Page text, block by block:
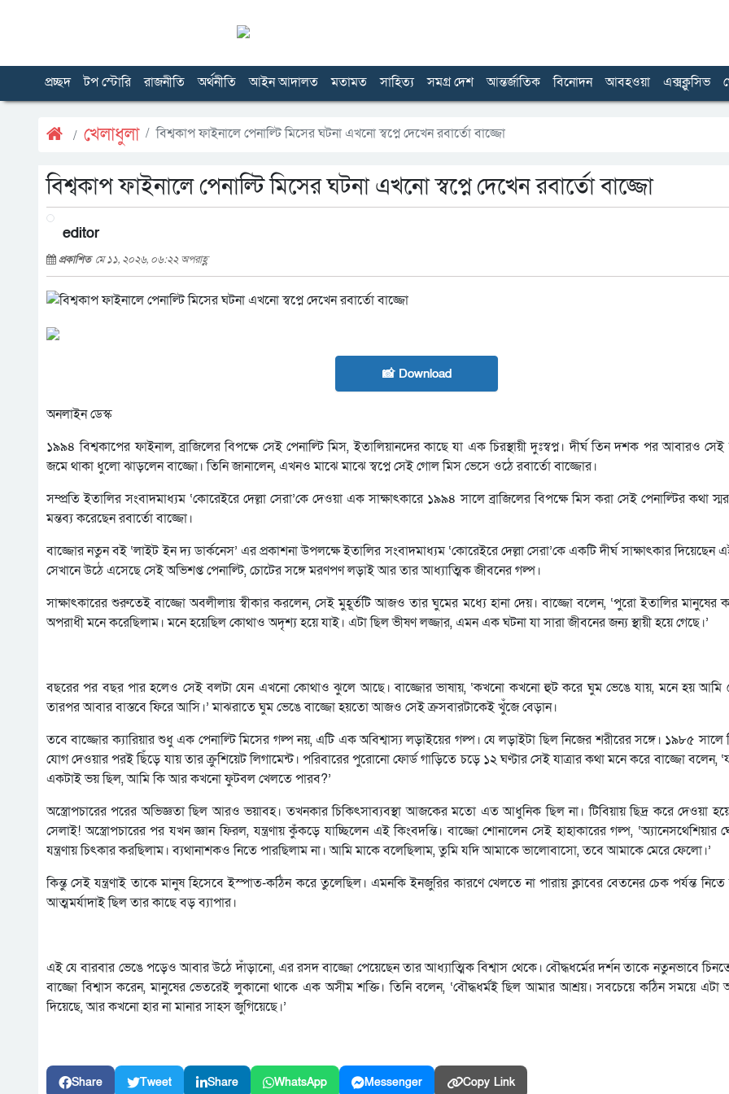
প্রচ্ছদ টপ স্টোরি রাজনীতি অর্থনীতি আইন আদালত মতামত সাহিত্য সমগ্র দেশ আন্তর্জাতিক বিনোদন আবহওয়া এক্সক্লুসিভ
খেলাধুলা বিশ্বকাপ ফাইনালে পেনাল্টি মিসের ঘটনা এখনো স্বপ্নে দেখেন রবার্তো বাজ্জো
বিশ্বকাপ ফাইনালে পেনাল্টি মিসের ঘটনা এখনো স্বপ্নে দেখেন রবার্তো বাজ্জো
editor
প্রকাশিত মে ১১, ২০২৬, ০৬:২২ অপরাহ্ণ
📸 Download
অনলাইন ডেস্ক
১৯৯৪ বিশ্বকাপের ফাইনাল, ব্রাজিলের বিপক্ষে সেই পেনাল্টি মিস, ইতালিয়ানদের কাছে যা এক চিরস্থায়ী দুঃস্বপ্ন। দীর্ঘ তিন দশক পর আবারও
জমে থাকা ধুলো ঝাড়লেন বাজ্জো। তিনি জানালেন, এখনও মাঝে মাঝে স্বপ্নে সেই গোল মিস ভেসে ওঠে রবার্তো বাজ্জোর।
সম্প্রতি ইতালির সংবাদমাধ্যম ‘কোরেইরে দেল্লা সেরা’কে দেওয়া এক সাক্ষাৎকারে ১৯৯৪ সালে ব্রাজিলের বিপক্ষে মিস করা সেই পেনাল্টির কথা
মন্তব্য করেছেন রবার্তো বাজ্জো।
বাজ্জোর নতুন বই ‘লাইট ইন দ্য ডার্কনেস’ এর প্রকাশনা উপলক্ষে ইতালির সংবাদমাধ্যম ‘কোরেইরে দেল্লা সেরা’কে একটি দীর্ঘ সাক্ষাৎকার দিয়েছেন
সেখানে উঠে এসেছে সেই অভিশপ্ত পেনাল্টি, চোটের সঙ্গে মরণপণ লড়াই আর তার আধ্যাত্মিক জীবনের গল্প।
সাক্ষাৎকারের শুরুতেই বাজ্জো অবলীলায় স্বীকার করলেন, সেই মুহূর্তটি আজও তার ঘুমের মধ্যে হানা দেয়। বাজ্জো বলেন, ‘পুরো ইতালির মানুষের
অপরাধী মনে করেছিলাম। মনে হয়েছিল কোথাও অদৃশ্য হয়ে যাই। এটা ছিল ভীষণ লজ্জার, এমন এক ঘটনা যা সারা জীবনের জন্য স্থায়ী হয়ে গেছে।’
বছরের পর বছর পার হলেও সেই বলটা যেন এখনো কোথাও ঝুলে আছে। বাজ্জোর ভাষায়, ‘কখনো কখনো হুট করে ঘুম ভেঙে যায়, মনে হয় আমি
তারপর আবার বাস্তবে ফিরে আসি।’ মাঝরাতে ঘুম ভেঙে বাজ্জো হয়তো আজও সেই ক্রসবারটাকেই খুঁজে বেড়ান।
তবে বাজ্জোর ক্যারিয়ার শুধু এক পেনাল্টি মিসের গল্প নয়, এটি এক অবিশ্বাস্য লড়াইয়ের গল্প। যে লড়াইটা ছিল নিজের শরীরের সঙ্গে। ১৯৮৫ সালে
যোগ দেওয়ার পরই ছিঁড়ে যায় তার ক্রুশিয়েট লিগামেন্ট। পরিবারের পুরোনো ফোর্ড গাড়িতে চড়ে ১২ ঘণ্টার সেই যাত্রার কথা মনে করে বাজ্জো বলেন,
একটাই ভয় ছিল, আমি কি আর কখনো ফুটবল খেলতে পারব?’
অস্ত্রোপচারের পরের অভিজ্ঞতা ছিল আরও ভয়াবহ। তখনকার চিকিৎসাব্যবস্থা আজকের মতো এত আধুনিক ছিল না। টিবিয়ায় ছিদ্র করে দেওয়া
সেলাই! অস্ত্রোপচারের পর যখন জ্ঞান ফিরল, যন্ত্রণায় কুঁকড়ে যাচ্ছিলেন এই কিংবদন্তি। বাজ্জো শোনালেন সেই হাহাকারের গল্প,
যন্ত্রণায় চিৎকার করছিলাম। ব্যথানাশকও নিতে পারছিলাম না। আমি মাকে বলেছিলাম, তুমি যদি আমাকে ভালোবাসো, তবে আমাকে মেরে ফেলো।’
কিন্তু সেই যন্ত্রণাই তাকে মানুষ হিসেবে ইস্পাত-কঠিন করে তুলেছিল। এমনকি ইনজুরির কারণে খেলতে না পারায় ক্লাবের বেতনের চেক পর্যন্ত নিতে
আত্মমর্যাদাই ছিল তার কাছে বড় ব্যাপার।
এই যে বারবার ভেঙে পড়েও আবার উঠে দাঁড়ানো, এর রসদ বাজ্জো পেয়েছেন তার আধ্যাত্মিক বিশ্বাস থেকে। বৌদ্ধধর্মের দর্শন তাকে নতুনভাবে
বাজ্জো বিশ্বাস করেন, মানুষের ভেতরেই লুকানো থাকে এক অসীম শক্তি। তিনি বলেন, ‘বৌদ্ধধর্মই ছিল আমার আশ্রয়। সবচেয়ে কঠিন সময়ে এটা
দিয়েছে, আর কখনো হার না মানার সাহস জুগিয়েছে।’
Share Tweet Share WhatsApp Messenger Copy Link